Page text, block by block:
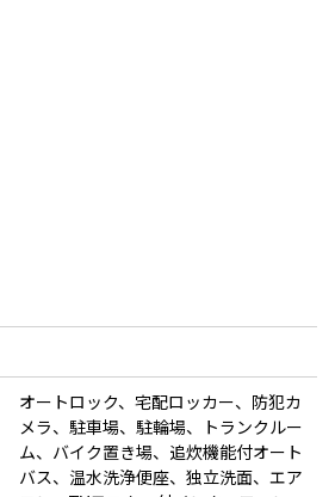
オートロック、宅配ロッカー、防犯カ
メラ、駐車場、駐輪場、トランクルー
ム、バイク置き場、追炊機能付オート
バス、温水洗浄便座、独立洗面、エア